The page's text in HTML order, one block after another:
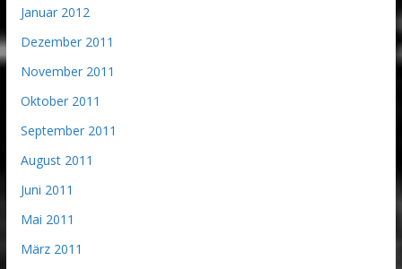
Januar 2012
Dezember 2011
November 2011
Oktober 2011
September 2011
August 2011
Juni 2011
Mai 2011
März 2011